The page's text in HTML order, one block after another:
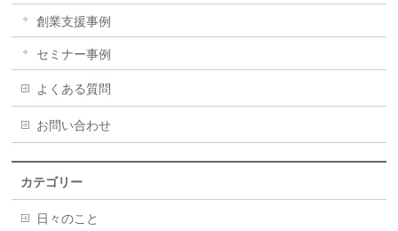
創業支援事例
セミナー事例
よくある質問
お問い合わせ
カテゴリー
日々のこと